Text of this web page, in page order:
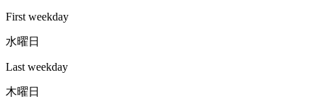
First weekday
水曜日
Last weekday
木曜日